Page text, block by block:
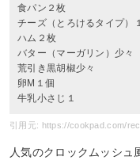
食パン２枚
チーズ（とろけるタイプ）
ハム２枚
バター（マーガリン）少々
荒引き黒胡椒少々
卵M１個
牛乳小さじ１
引用元: https://cookpad.com/
人気のクロックムッシュ